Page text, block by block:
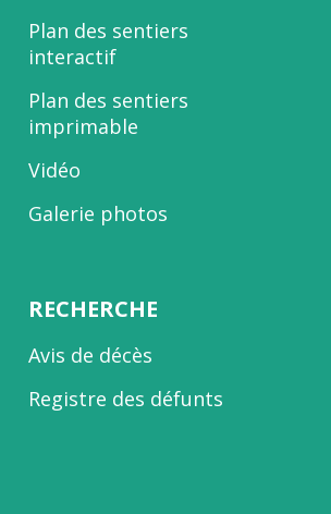
Plan des sentiers
interactif
Plan des sentiers
imprimable
Vidéo
Galerie photos
RECHERCHE
Avis de décès
Registre des défunts